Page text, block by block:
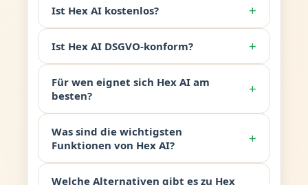
Ist Hex AI kostenlos? +
Ist Hex AI DSGVO-konform? +
Für wen eignet sich Hex AI am
besten?
+
Was sind die wichtigsten
Funktionen von Hex AI?
+
Welche Alternativen gibt es zu Hex